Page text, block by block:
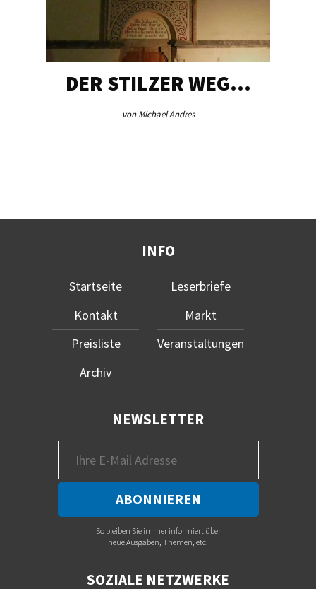
DER STILZER WEG…
von Michael Andres
INFO
Startseite
Kontakt
Preisliste
Archiv
Leserbriefe
Markt
Veranstaltungen
NEWSLETTER
So bleiben Sie immer informiert über
neue Ausgaben, Themen, etc.
SOZIALE NETZWERKE